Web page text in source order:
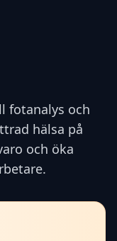
fotanalys och
hälsa på
och öka